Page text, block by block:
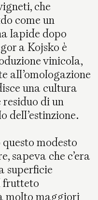
che
come un
lapide dopo
a Kojsko è
vinicola,
all’omologazione
una cultura
di un
dell’estinzione.
modesto
sapeva che c’era
superficie
frutteto
molto maggiori